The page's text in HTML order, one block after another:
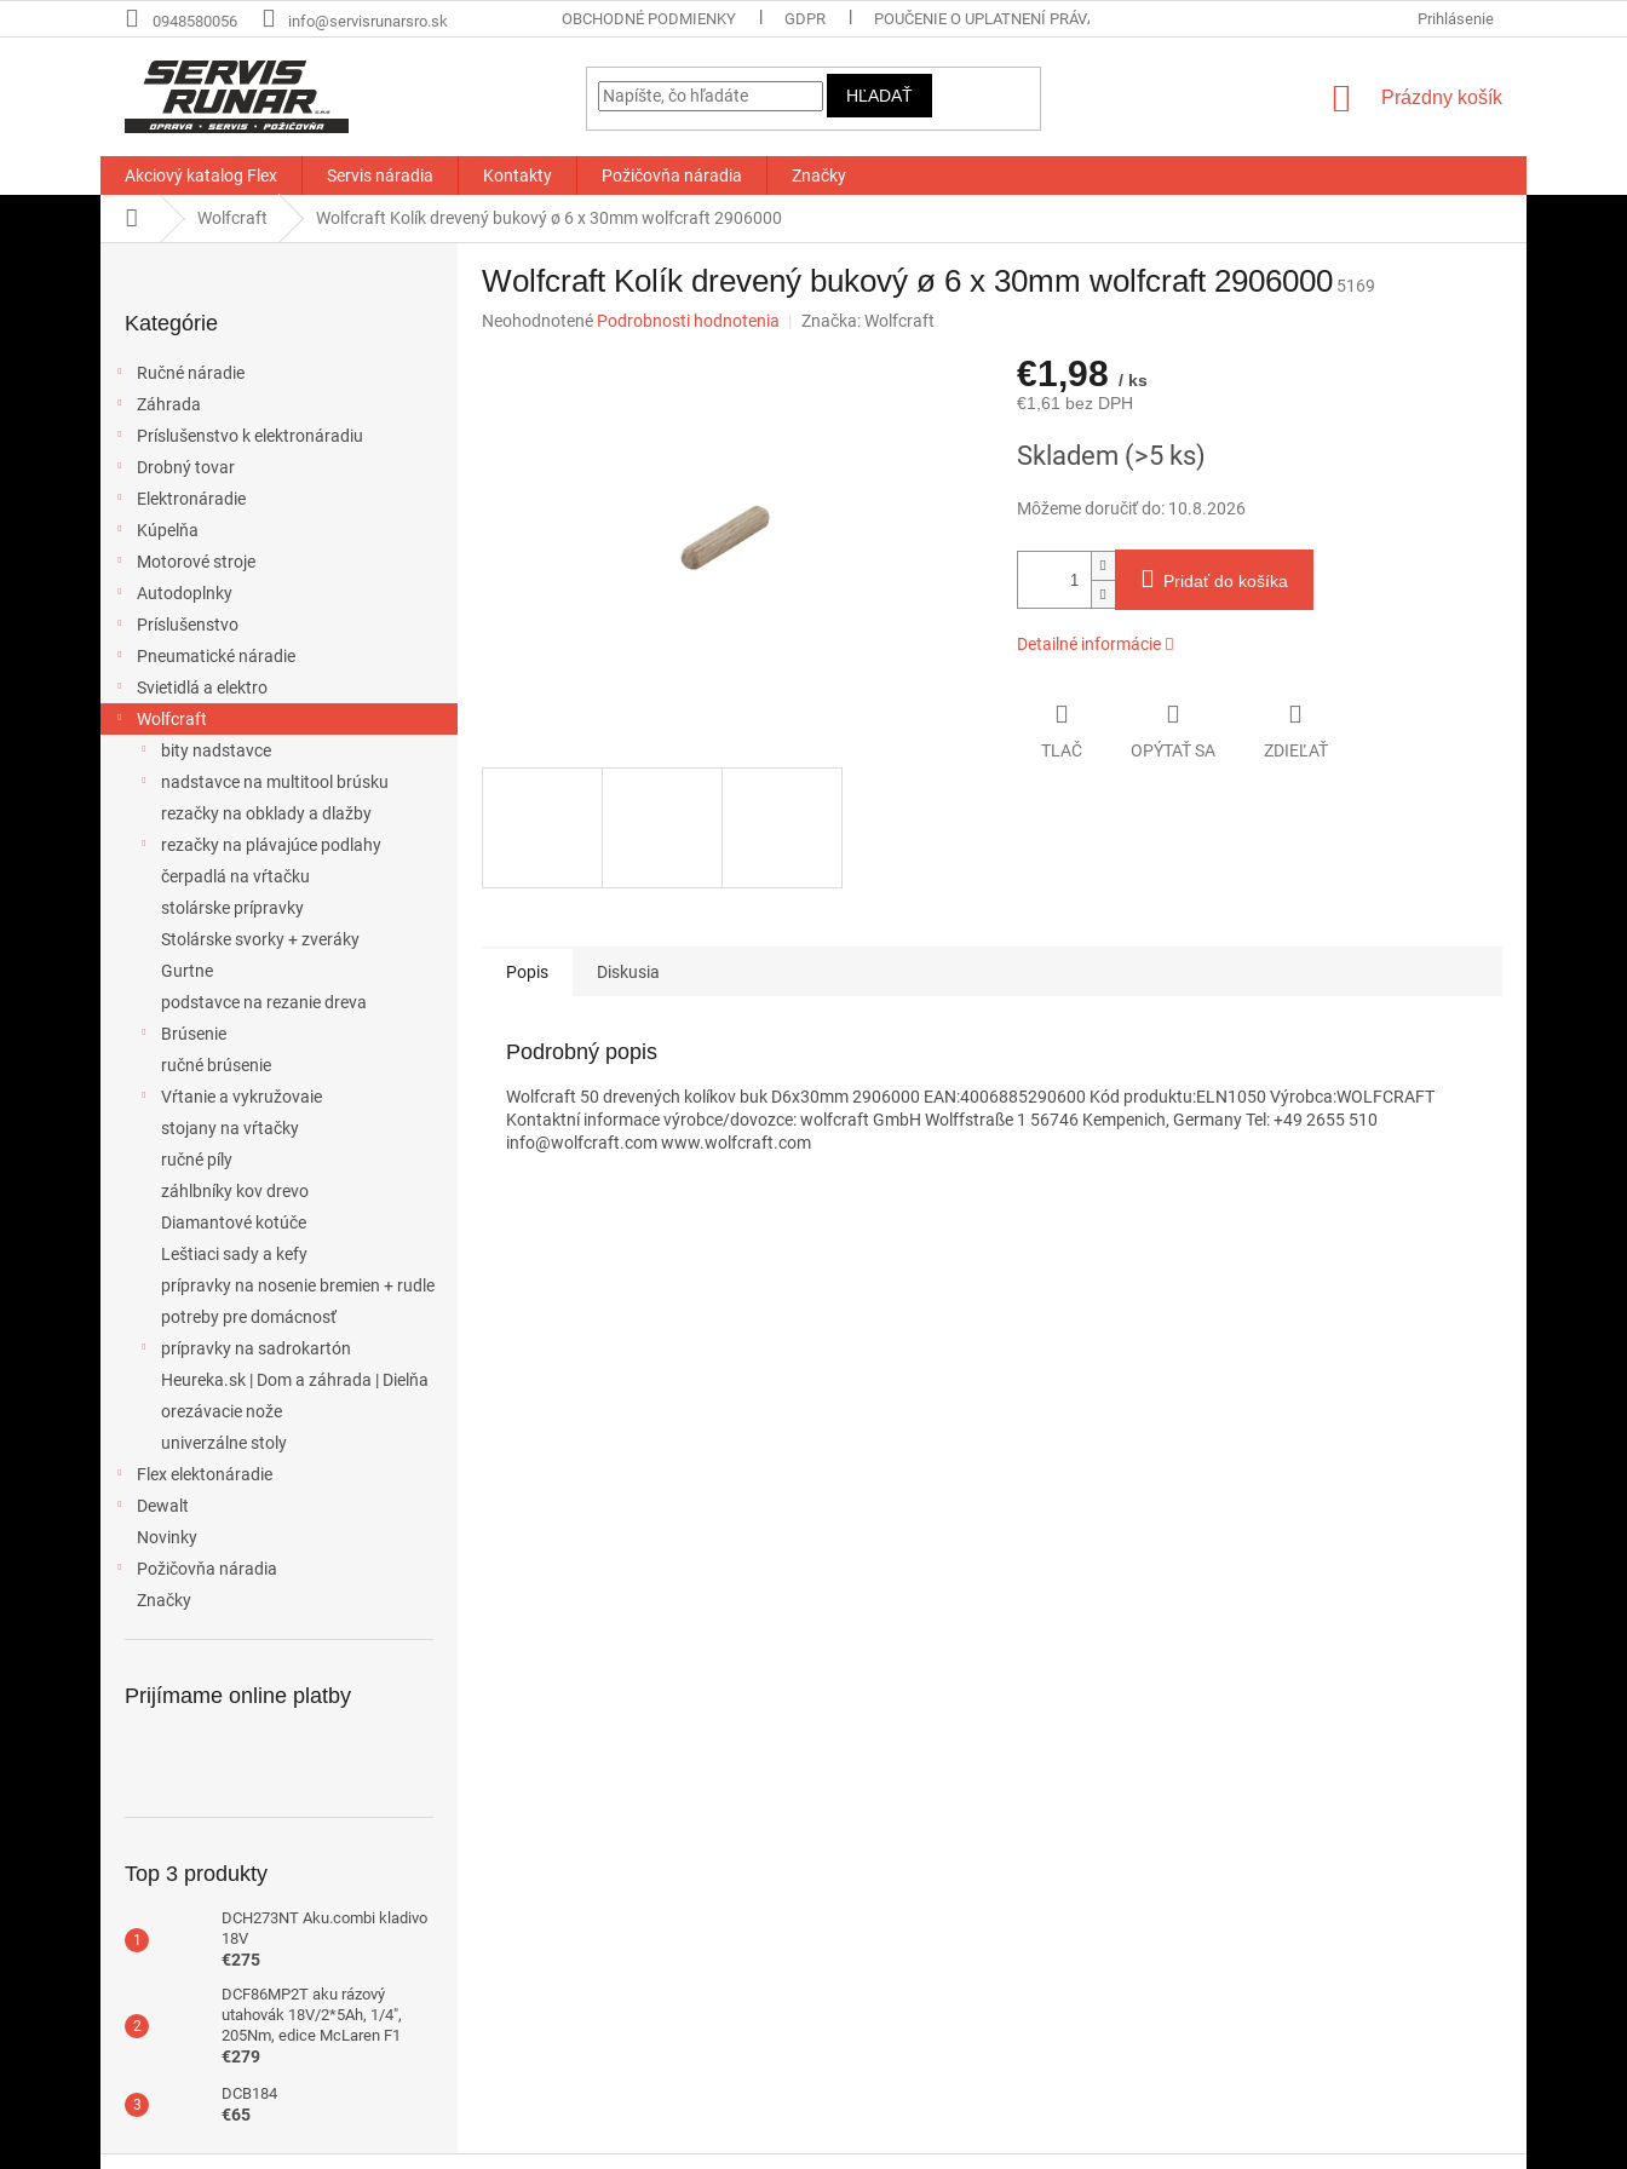
na
0948580056 info@servisrunarsro.sk OBCHODNÉ PODMIENKY GDPR POUČENIE O UPLATNENÍ PRÁVA SPOTREBITEĽA NA ODSTÚPENIE OD ZMLUVY FORMULÁR NA
Prihlásenie
HĽADAŤ
NÁKUPNÝ
Prázdny košík
Akciový katalog Flex Servis náradia Kontakty Požičovňa náradia Značky
DomovWolfcraft Wolfcraft Kolík drevený bukový ø 6 x 30mm wolfcraft 2906000
kategórie
Kategórie
Ručné náradie
Záhrada
Príslušenstvo k elektronáradiu
Drobný tovar
Elektronáradie
Kúpelňa
Motorové stroje
Autodoplnky
Príslušenstvo
Pneumatické náradie
Svietidlá a elektro
Wolfcraft
bity nadstavce
nadstavce na multitool brúsku
rezačky na obklady a dlažby
rezačky na plávajúce podlahy
čerpadlá na vŕtačku
stolárske prípravky
Stolárske svorky + zveráky
Gurtne
podstavce na rezanie dreva
Brúsenie
ručné brúsenie
Vŕtanie a vykružovaie
stojany na vŕtačky
ručné píly
záhlbníky kov drevo
Diamantové kotúče
Leštiaci sady a kefy
prípravky na nosenie bremien + rudle
potreby pre domácnosť
prípravky na sadrokartón
Heureka.sk | Dom a záhrada | Dielňa
orezávacie nože
univerzálne stoly
Flex elektonáradie
Dewalt
Novinky
Požičovňa náradia
Značky
Prijímame online platby
Top 3 produkty
DCH273NT Aku.combi kladivo
18V
€275
DCF86MP2T aku rázový
utahovák 18V/2*5Ah, 1/4",
205Nm, edice McLaren F1
€279
DCB184
€65
Wolfcraft Kolík drevený bukový ø 6 x 30mm wolfcraft 2906000 5169
Priemerné
Neohodnotené Podrobnosti hodnotenia Značka:Wolfcraft
€1,98 / ks
€1,61 bez DPH
cena:
Skladem (>5 ks)
Môžeme doručiť do: 10.8.2026
Pridať do košíka
Detailné informácie
TLAČ OPÝTAŤ SA ZDIEĽAŤ
Popis Diskusia
Podrobný popis
Wolfcraft 50 drevených kolíkov buk D6x30mm 2906000 EAN:4006885290600 Kód produktu:ELN1050 Výrobca:WOLFCRAFT
Kontaktní informace výrobce/dovozce: wolfcraft GmbH Wolffstraße 1 56746 Kempenich, Germany Tel: +49 2655 510
info@wolfcraft.com www.wolfcraft.com